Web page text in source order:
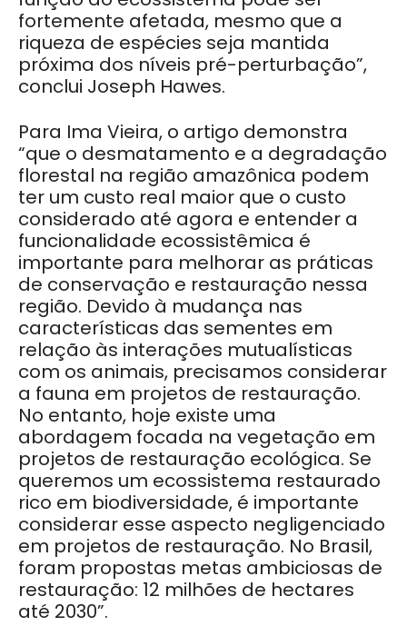
fortemente afetada, mesmo que a
riqueza de espécies seja mantida
próxima dos níveis pré-perturbação”,
conclui Joseph Hawes.
Para Ima Vieira, o artigo demonstra
“que o desmatamento e a degradação
florestal na região amazônica podem
ter um custo real maior que o custo
considerado até agora e entender a
funcionalidade ecossistêmica é
importante para melhorar as práticas
de conservação e restauração nessa
região. Devido à mudança nas
características das sementes em
relação às interações mutualísticas
com os animais, precisamos considerar
a fauna em projetos de restauração.
No entanto, hoje existe uma
abordagem focada na vegetação em
projetos de restauração ecológica. Se
queremos um ecossistema restaurado
rico em biodiversidade, é importante
considerar esse aspecto negligenciado
em projetos de restauração. No Brasil,
foram propostas metas ambiciosas de
restauração: 12 milhões de hectares
até 2030”.